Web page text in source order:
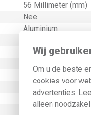
Wij
Om u de beste
cookies voor
advertenties.
alleen
56 Millimeter (mm)
Nee
Aluminium
Klembevestiging
3003
IK07
IP20
Nee